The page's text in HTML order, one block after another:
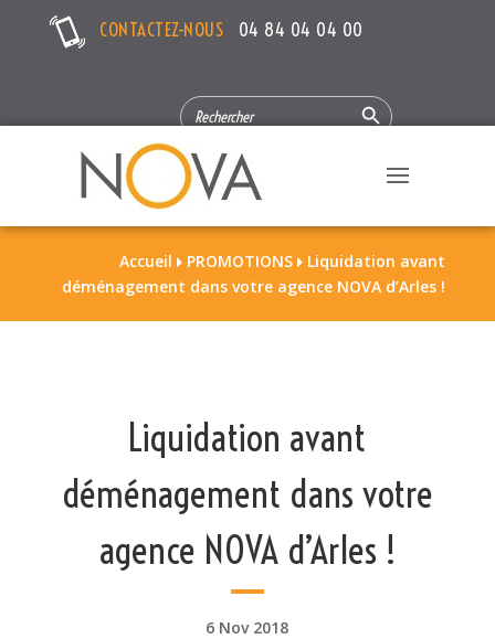
CONTACTEZ-NOUS 04 84 04 04 00
SEARCH
FOR:
Search Button
Accueil  PROMOTIONS  Liquidation avant
déménagement dans votre agence NOVA d’Arles !
Liquidation avant
déménagement dans votre
agence NOVA d’Arles !
6 Nov 2018